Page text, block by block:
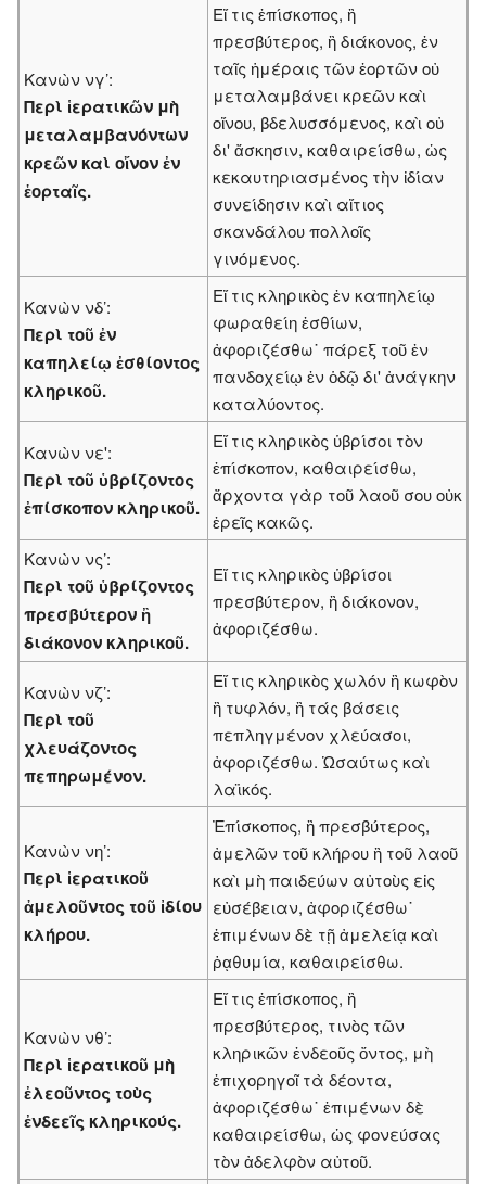
Κανὼν νγ’:
Περὶ ἱερατικῶν μὴ
μεταλαμβανόντων
κρεῶν καὶ οἴνον ἐν
ἑορταῖς.
Εἴ τις ἐπίσκοπος, ἢ
πρεσβύτερος, ἢ διάκονος, ἐν
ταῖς ἡμέραις τῶν ἑορτῶν οὐ
μεταλαμβάνει κρεῶν καὶ
οἴνου, βδελυσσόμενος, καὶ οὐ
δι' ἄσκησιν, καθαιρείσθω, ὡς
κεκαυτηριασμένος τὴν ἰδίαν
συνείδησιν καὶ αἴτιος
σκανδάλου πολλοῖς
γινόμενος.
Κανὼν νδ’:
Περὶ τοῦ ἐν
καπηλείῳ ἐσθίοντος
κληρικοῦ.
Εἴ τις κληρικὸς ἐν καπηλείῳ
φωραθείη ἐσθίων,
ἀφοριζέσθω˙ πάρεξ τοῦ ἐν
πανδοχείῳ ἐν ὁδῷ δι' ἀνάγκην
καταλύοντος.
Κανὼν νε':
Περὶ τοῦ ὑβρίζοντος
ἐπίσκοπον κληρικοῦ.
Εἴ τις κληρικὸς ὑβρίσοι τὸν
ἐπίσκοπον, καθαιρείσθω,
ἄρχοντα γὰρ τοῦ λαοῦ σου οὐκ
ἐρεῖς κακῶς.
Κανὼν νς’:
Περὶ τοῦ ὑβρίζοντος
πρεσβύτερον ἢ
διάκονον κληρικοῦ.
Εἴ τις κληρικὸς ὑβρίσοι
πρεσβύτερον, ἢ διάκονον,
ἀφοριζέσθω.
Κανὼν νζ’:
Περὶ τοῦ
χλευάζοντος
πεπηρωμένον.
Εἴ τις κληρικὸς χωλόν ἢ κωφὸν
ἢ τυφλόν, ἢ τάς βάσεις
πεπληγμένον χλεύασοι,
ἀφοριζέσθω. Ὡσαύτως καὶ
λαϊκός.
Κανὼν νη’:
Περὶ ἱερατικοῦ
ἀμελοῦντος τοῦ ἰδίου
κλήρου.
Ἐπίσκοπος, ἢ πρεσβύτερος,
ἀμελῶν τοῦ κλήρου ἢ τοῦ λαοῦ
καὶ μὴ παιδεύων αὐτοὺς εἰς
εὐσέβειαν, ἀφοριζέσθω˙
ἐπιμένων δὲ τῇ ἀμελείᾳ καὶ
ῥᾳθυμία, καθαιρείσθω.
Κανὼν νθ’:
Περὶ ἱερατικοῦ μὴ
ἐλεοῦντος τοὺς
ἐνδεεῖς κληρικούς.
Εἴ τις ἐπίσκοπος, ἢ
πρεσβύτερος, τινὸς τῶν
κληρικῶν ἐνδεοῦς ὄντος, μὴ
ἐπιχορηγοῖ τὰ δέοντα,
ἀφοριζέσθω˙ ἐπιμένων δὲ
καθαιρείσθω, ὡς φονεύσας
τὸν ἀδελφὸν αὐτοῦ.